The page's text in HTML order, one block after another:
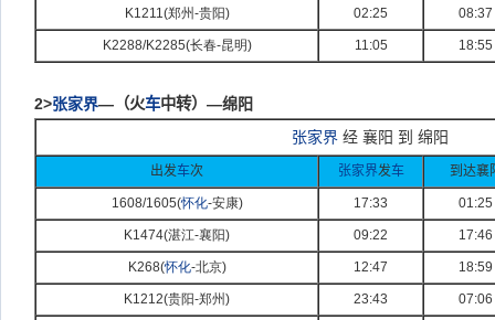
K1211(郑州-贵阳) 02:25 08:37
K2288/K2285(长春-昆明) 11:05 18:55
2>张家界— （火车中转） —绵阳
张家界 经 襄阳 到 绵阳
出发车次 张家界发车 到达襄
1608/1605(怀化-安康) 17:33 01:25
K1474(湛江-襄阳) 09:22 17:46
K268(怀化-北京) 12:47 18:59
K1212(贵阳-郑州) 23:43 07:06